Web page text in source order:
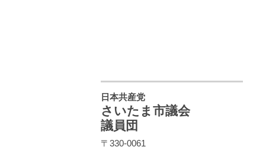
日本共産党
さいたま市議会
議員団
〒330-0061